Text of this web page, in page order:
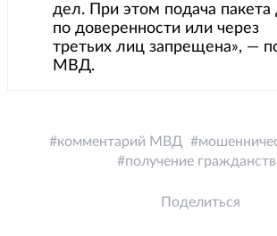
дел. При этом подача пакета
по доверенности или через
третьих лиц запрещена», —
МВД.
комментарий МВД
получение
Поделиться